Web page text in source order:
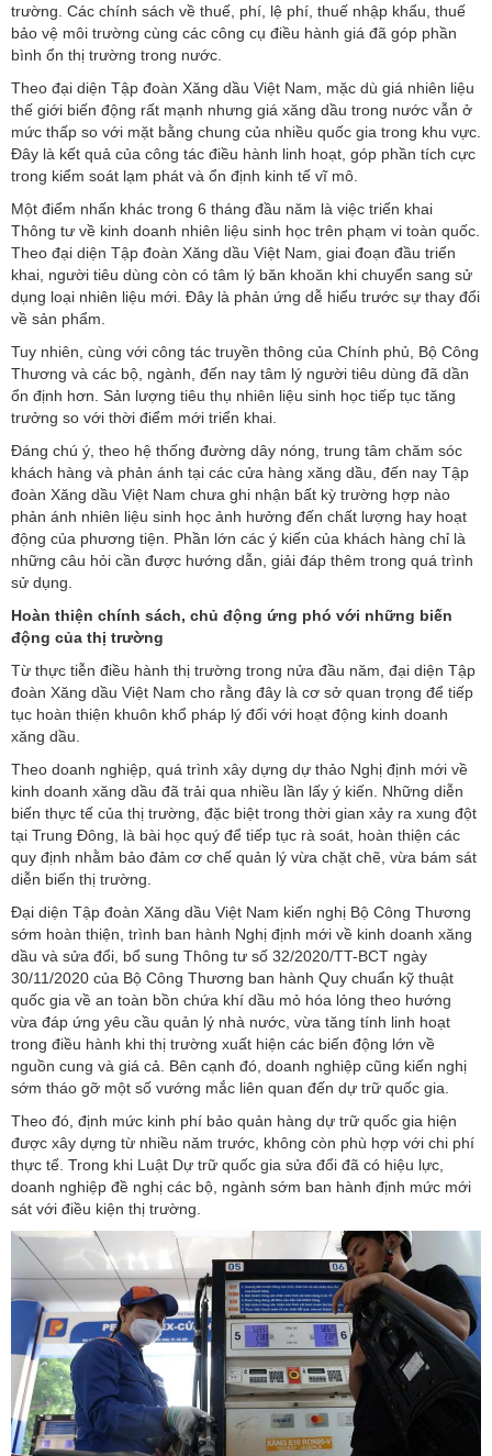
trường. Các chính sách về thuế, phí, lệ phí, thuế nhập khẩu, thuế
bảo vệ môi trường cùng các công cụ điều hành giá đã góp phần
bình ổn thị trường trong nước.
Theo đại diện Tập đoàn Xăng dầu Việt Nam, mặc dù giá nhiên liệu
thế giới biến động rất mạnh nhưng giá xăng dầu trong nước vẫn ở
mức thấp so với mặt bằng chung của nhiều quốc gia trong khu vực.
Đây là kết quả của công tác điều hành linh hoạt, góp phần tích cực
trong kiểm soát lạm phát và ổn định kinh tế vĩ mô.
Một điểm nhấn khác trong 6 tháng đầu năm là việc triển khai
Thông tư về kinh doanh nhiên liệu sinh học trên phạm vi toàn quốc.
Theo đại diện Tập đoàn Xăng dầu Việt Nam, giai đoạn đầu triển
khai, người tiêu dùng còn có tâm lý băn khoăn khi chuyển sang sử
dụng loại nhiên liệu mới. Đây là phản ứng dễ hiểu trước sự thay đổi
về sản phẩm.
Tuy nhiên, cùng với công tác truyền thông của Chính phủ, Bộ Công
Thương và các bộ, ngành, đến nay tâm lý người tiêu dùng đã dần
ổn định hơn. Sản lượng tiêu thụ nhiên liệu sinh học tiếp tục tăng
trưởng so với thời điểm mới triển khai.
Đáng chú ý, theo hệ thống đường dây nóng, trung tâm chăm sóc
khách hàng và phản ánh tại các cửa hàng xăng dầu, đến nay Tập
đoàn Xăng dầu Việt Nam chưa ghi nhận bất kỳ trường hợp nào
phản ánh nhiên liệu sinh học ảnh hưởng đến chất lượng hay hoạt
động của phương tiện. Phần lớn các ý kiến của khách hàng chỉ là
những câu hỏi cần được hướng dẫn, giải đáp thêm trong quá trình
sử dụng.
Hoàn thiện chính sách, chủ động ứng phó với những biến
động của thị trường
Từ thực tiễn điều hành thị trường trong nửa đầu năm, đại diện Tập
đoàn Xăng dầu Việt Nam cho rằng đây là cơ sở quan trọng để tiếp
tục hoàn thiện khuôn khổ pháp lý đối với hoạt động kinh doanh
xăng dầu.
Theo doanh nghiệp, quá trình xây dựng dự thảo Nghị định mới về
kinh doanh xăng dầu đã trải qua nhiều lần lấy ý kiến. Những diễn
biến thực tế của thị trường, đặc biệt trong thời gian xảy ra xung đột
tại Trung Đông, là bài học quý để tiếp tục rà soát, hoàn thiện các
quy định nhằm bảo đảm cơ chế quản lý vừa chặt chẽ, vừa bám sát
diễn biến thị trường.
Đại diện Tập đoàn Xăng dầu Việt Nam kiến nghị Bộ Công Thương
sớm hoàn thiện, trình ban hành Nghị định mới về kinh doanh xăng
dầu và sửa đổi, bổ sung Thông tư số 32/2020/TT-BCT ngày
30/11/2020 của Bộ Công Thương ban hành Quy chuẩn kỹ thuật
quốc gia về an toàn bồn chứa khí dầu mỏ hóa lỏng theo hướng
vừa đáp ứng yêu cầu quản lý nhà nước, vừa tăng tính linh hoạt
trong điều hành khi thị trường xuất hiện các biến động lớn về
nguồn cung và giá cả. Bên cạnh đó, doanh nghiệp cũng kiến nghị
sớm tháo gỡ một số vướng mắc liên quan đến dự trữ quốc gia.
Theo đó, định mức kinh phí bảo quản hàng dự trữ quốc gia hiện
được xây dựng từ nhiều năm trước, không còn phù hợp với chi phí
thực tế. Trong khi Luật Dự trữ quốc gia sửa đổi đã có hiệu lực,
doanh nghiệp đề nghị các bộ, ngành sớm ban hành định mức mới
sát với điều kiện thị trường.